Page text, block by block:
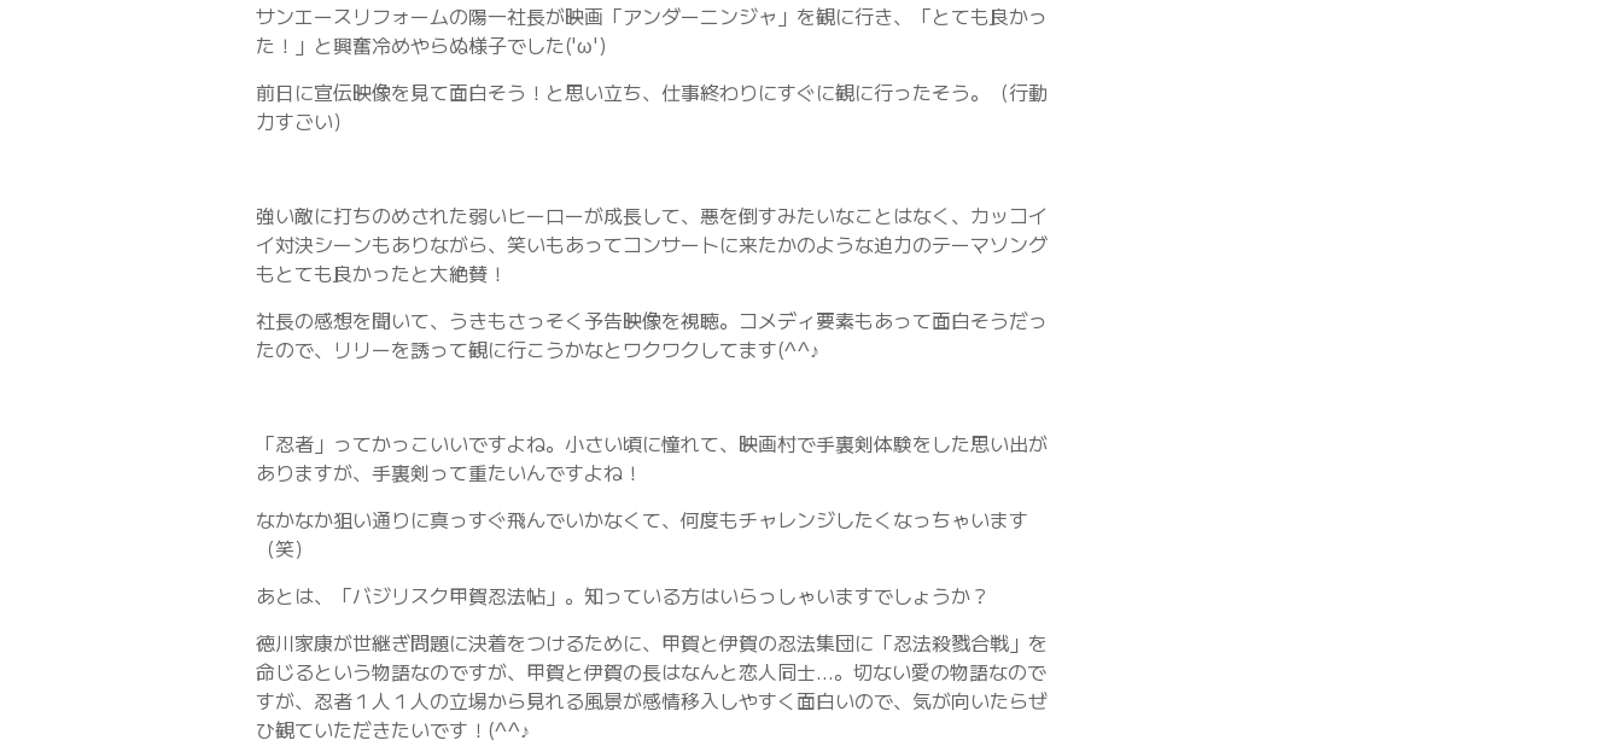
サンエースリフォームの陽一社長が映画「アンダーニンジャ」を観に行き、「とても良かっ
た！」と興奮冷めやらぬ様子でした('ω')
前日に宣伝映像を見て面白そう！と思い立ち、仕事終わりにすぐに観に行ったそう。（行動
力すごい）
強い敵に打ちのめされた弱いヒーローが成長して、悪を倒すみたいなことはなく、カッコイ
イ対決シーンもありながら、笑いもあってコンサートに来たかのような迫力のテーマソング
もとても良かったと大絶賛！
社長の感想を聞いて、うきもさっそく予告映像を視聴。コメディ要素もあって面白そうだっ
たので、リリーを誘って観に行こうかなとワクワクしてます(^^♪
「忍者」ってかっこいいですよね。小さい頃に憧れて、映画村で手裏剣体験をした思い出が
ありますが、手裏剣って重たいんですよね！
なかなか狙い通りに真っすぐ飛んでいかなくて、何度もチャレンジしたくなっちゃいます
（笑）
あとは、「バジリスク甲賀忍法帖」。知っている方はいらっしゃいますでしょうか？
徳川家康が世継ぎ問題に決着をつけるために、甲賀と伊賀の忍法集団に「忍法殺戮合戦」を
命じるという物語なのですが、甲賀と伊賀の長はなんと恋人同士…。切ない愛の物語なので
すが、忍者１人１人の立場から見れる風景が感情移入しやすく面白いので、気が向いたらぜ
ひ観ていただきたいです！(^^♪